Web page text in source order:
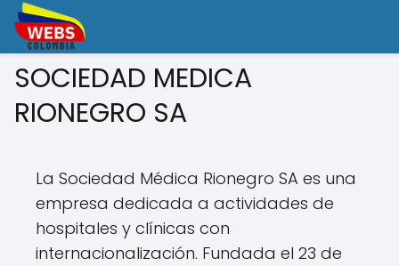
SOCIEDAD MEDICA
RIONEGRO SA
La Sociedad Médica Rionegro SA es una
empresa dedicada a actividades de
hospitales y clínicas con
internacionalización. Fundada el 23 de